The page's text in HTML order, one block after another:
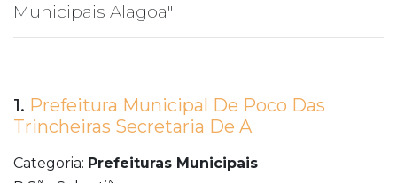
Municipais Alagoa"
1. Prefeitura Municipal De Poco Das
Trincheiras Secretaria De A
Categoria: Prefeituras Municipais